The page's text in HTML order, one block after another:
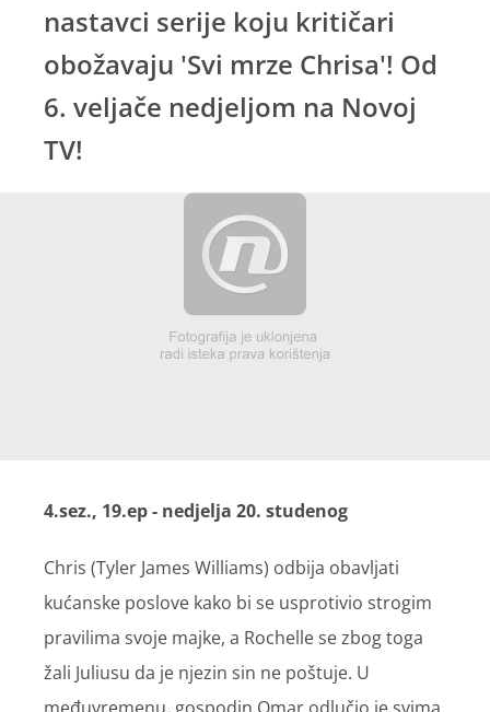
nastavci serije koju kritičari
obožavaju 'Svi mrze Chrisa'! Od
6. veljače nedjeljom na Novoj
TV!
4.sez., 19.ep - nedjelja 20. studenog
Chris (Tyler James Williams) odbija obavljati
kućanske poslove kako bi se usprotivio strogim
pravilima svoje majke, a Rochelle se zbog toga
žali Juliusu da je njezin sin ne poštuje. U